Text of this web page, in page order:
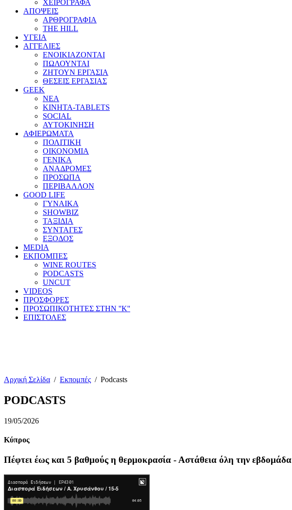
ΧΕΙΡΟΓΡΑΦΑ
ΑΠΟΨΕΙΣ
ΑΡΘΡΟΓΡΑΦΙΑ
THE HILL
ΥΓΕΙΑ
ΑΓΓΕΛΙΕΣ
ΕΝΟΙΚΙΑΖΟΝΤΑΙ
ΠΩΛΟΥΝΤΑΙ
ΖΗΤΟΥΝ ΕΡΓΑΣΙΑ
ΘΕΣΕΙΣ ΕΡΓΑΣΙΑΣ
GEEK
ΝΕΑ
ΚΙΝΗΤΑ-TABLETS
SOCIAL
ΑΥΤΟΚΙΝΗΣΗ
ΑΦΙΕΡΩΜΑΤΑ
ΠΟΛΙΤΙΚΗ
ΟΙΚΟΝΟΜΙΑ
ΓΕΝΙΚΑ
ΑΝΑΔΡΟΜΕΣ
ΠΡΟΣΩΠΑ
ΠΕΡΙΒΑΛΛΟΝ
GOOD LIFE
ΓΥΝΑΙΚΑ
SHOWBIZ
ΤΑΞΙΔΙΑ
ΣΥΝΤΑΓΕΣ
ΕΞΟΔΟΣ
MEDIA
ΕΚΠΟΜΠΕΣ
WINE ROUTES
PODCASTS
UNCUT
VIDEOS
ΠΡΟΣΦΟΡΕΣ
ΠΡΟΣΩΠΙΚΟΤΗΤΕΣ ΣΤΗΝ ''Κ''
ΕΠΙΣΤΟΛΕΣ
Αρχική Σελίδα / Εκπομπές / Podcasts
PODCASTS
19/05/2026
Κύπρος
Πέφτει έως και 5 βαθμούς η θερμοκρασία - Αστάθεια όλη την εβδομάδα